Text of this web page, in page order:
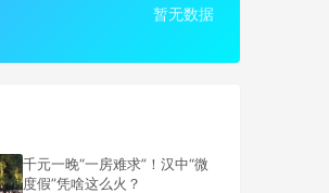
暂无数据
千元一晚“一房难求”！汉中“微
度假”凭啥这么火？